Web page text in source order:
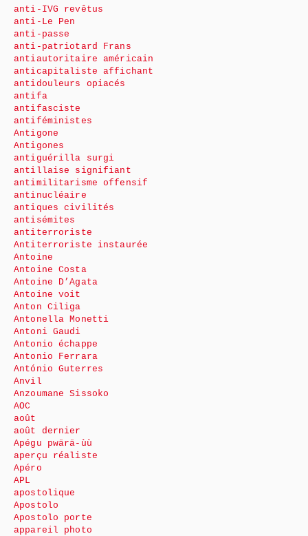
anti-IVG revêtus
anti-Le Pen
anti-passe
anti-patriotard Frans
antiautoritaire américain
anticapitaliste affichant
antidouleurs opiacés
antifa
antifasciste
antiféministes
Antigone
Antigones
antiguérilla surgi
antillaise signifiant
antimilitarisme offensif
antinucléaire
antiques civilités
antisémites
antiterroriste
Antiterroriste instaurée
Antoine
Antoine Costa
Antoine D’Agata
Antoine voit
Anton Ciliga
Antonella Monetti
Antoni Gaudi
Antonio échappe
Antonio Ferrara
António Guterres
Anvil
Anzoumane Sissoko
AOC
août
août dernier
Apégu pwärä-ùù
aperçu réaliste
Apéro
APL
apostolique
Apostolo
Apostolo porte
appareil photo